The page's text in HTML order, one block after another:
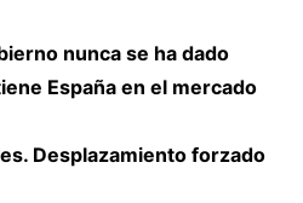
nunca se ha dado
España en el mercado
Desplazamiento forzado